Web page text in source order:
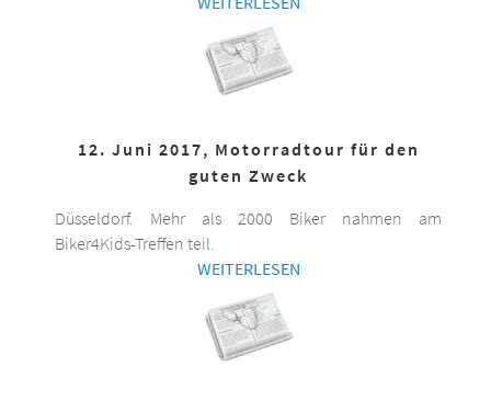
12. Juni 2017, Motorradtour für den
guten Zweck
Düsseldorf. Mehr als 2000 Biker nahmen am
Biker4Kids-Treffen teil.
WEITERLESEN